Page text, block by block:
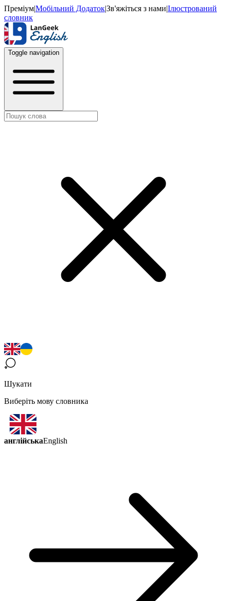
Преміум|Мобільний Додаток|Зв'яжіться з нами|Ілюстрований
словник
Toggle navigation
Шукати
Виберіть мову словника
англійськаEnglish